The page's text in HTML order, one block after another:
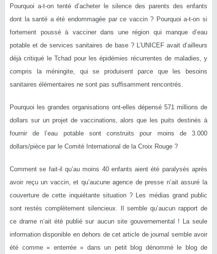
Pourquoi a-t-on tenté d’acheter le silence des parents des enfants
dont la santé a été endommagée par ce vaccin ? Pourquoi a-t-on si
fortement poussé à vacciner dans une région qui manque d’eau
potable et de services sanitaires de base ? L’UNICEF avait d’ailleurs
déjà critiqué le Tchad pour les épidémies récurrentes de maladies, y
compris la méningite, qui se produisent parce que les besoins
sanitaires élémentaires ne sont pas suffisamment rencontrés.
Pourquoi les grandes organisations ont-elles dépensé 571 millions de
dollars sur un projet de vaccinations, alors que les puits destinés à
fournir de l’eau potable sont construits pour moins de 3.000
dollars/pièce par le Comité International de la Croix Rouge ?
Comment se fait-il qu’au moins 40 enfants aient été paralysés après
avoir reçu un vaccin, et qu’aucune agence de presse n’ait assuré la
couverture de cette inquiétante situation ? Les médias grand public
sont restés complètement silencieux. Il semble qu’aucun rapport de
ce drame n’ait été publié sur aucun site gouvernemental ! La seule
information disponible en dehors de cet article de journal semble avoir
été comme « enterrée » dans un petit blog dénommé le blog de